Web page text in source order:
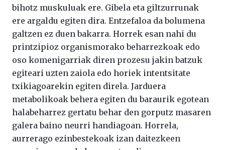
bihotz muskuluak ere. Gibela eta giltzurrunak
ere argaldu egiten dira. Entzefaloa da bolumena
galtzen ez duen bakarra. Horrek esan nahi du
printzipioz organismorako beharrezkoak edo
oso komenigarriak diren prozesu jakin batzuk
egiteari uzten zaiola edo horiek intentsitate
txikiagoarekin egiten direla. Jarduera
metabolikoak behera egiten du baraurik egotean
halabeharrez gertatu behar den gorputz masaren
galera baino neurri handiagoan. Horrela,
aurrerago ezinbestekoak izan daitezkeen